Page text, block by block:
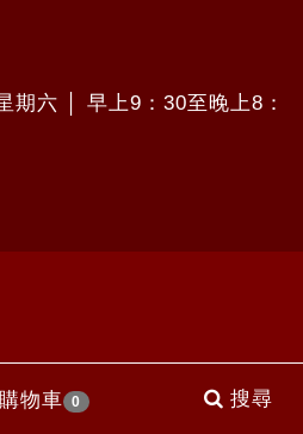
購物車 0 搜尋
期六 │ 早上9：30至晚上8：